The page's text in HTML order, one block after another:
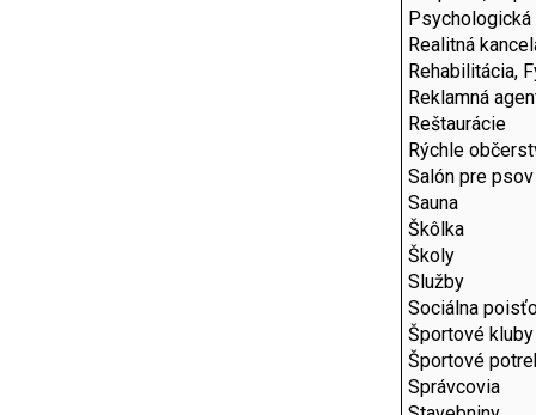
Psychologická
Realitná
Rehabilitácia,
Reklamná
Reštaurácie
Rýchle
Salón pre psov
Sauna
Škôlka
Školy
Služby
Sociálna
Športové kluby
Športové
Správcovia